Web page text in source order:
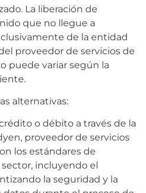
La liberación de
que no llegue a
de la entidad
proveedor de servicios de
puede variar según la
alternativas:
o débito a través de la
proveedor de servicios
los estándares de
incluyendo el
la seguridad y la